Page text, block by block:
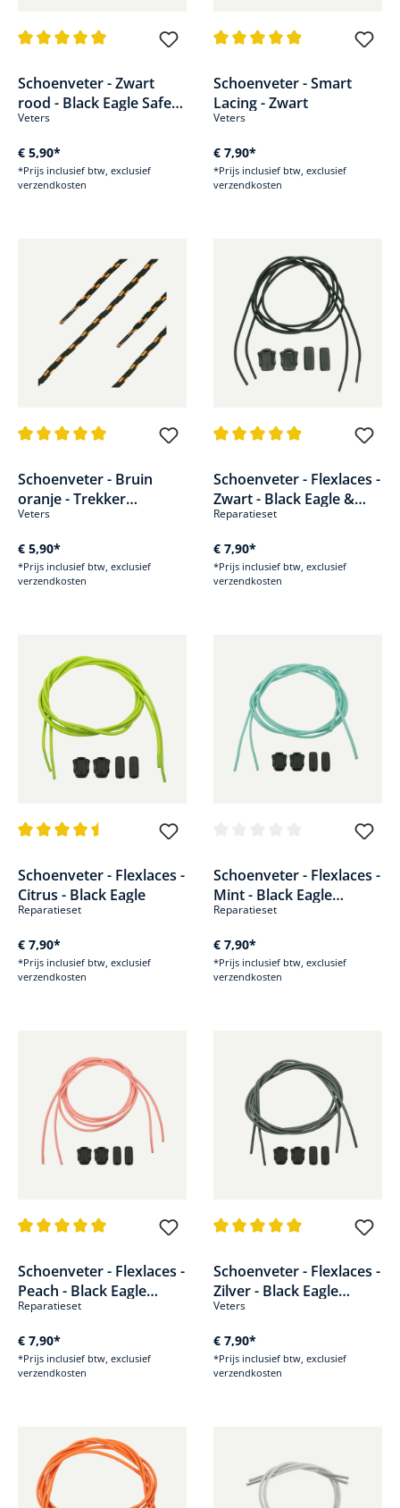
Schoenveter - Zwart
rood - Black Eagle Safety
& Protector
Veters
€ 5,90*
*Prijs inclusief btw, exclusief
verzendkosten
Schoenveter - Smart
Lacing - Zwart
Veters
€ 7,90*
*Prijs inclusief btw, exclusief
verzendkosten
Schoenveter - Bruin
oranje - Trekker
Mountain
Veters
€ 5,90*
*Prijs inclusief btw, exclusief
verzendkosten
Schoenveter - Flexlaces -
Zwart - Black Eagle &
Nevada 3.0
Reparatieset
€ 7,90*
*Prijs inclusief btw, exclusief
verzendkosten
Schoenveter - Flexlaces -
Citrus - Black Eagle
Reparatieset
€ 7,90*
*Prijs inclusief btw, exclusief
verzendkosten
Schoenveter - Flexlaces -
Mint - Black Eagle
Adventure
Reparatieset
€ 7,90*
*Prijs inclusief btw, exclusief
verzendkosten
Schoenveter - Flexlaces -
Peach - Black Eagle
Adventure
Reparatieset
€ 7,90*
*Prijs inclusief btw, exclusief
verzendkosten
Schoenveter - Flexlaces -
Zilver - Black Eagle
Adventure
Veters
€ 7,90*
*Prijs inclusief btw, exclusief
verzendkosten